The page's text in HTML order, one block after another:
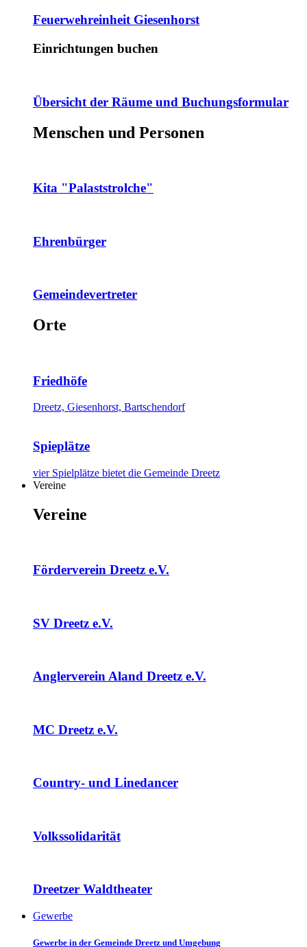
Feuerwehreinheit Giesenhorst
Einrichtungen buchen
Übersicht der Räume und Buchungsformular
Menschen und Personen
Kita "Palaststrolche"
Ehrenbürger
Gemeindevertreter
Orte
Friedhöfe
Dreetz, Giesenhorst, Bartschendorf
Spieplätze
vier Spielplätze bietet die Gemeinde Dreetz
Vereine
Vereine
Förderverein Dreetz e.V.
SV Dreetz e.V.
Anglerverein Aland Dreetz e.V.
MC Dreetz e.V.
Country- und Linedancer
Volkssolidarität
Dreetzer Waldtheater
Gewerbe
Gewerbe in der Gemeinde Dreetz und Umgebung